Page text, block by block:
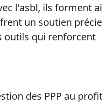
l'asbl, ils forment
un soutien
outils qui renforcent
des PPP au